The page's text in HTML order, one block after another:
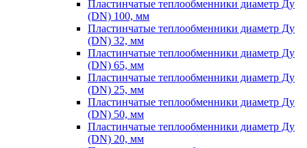
Пластинчатые теплообменники диаметр Ду
(DN) 100, мм
Пластинчатые теплообменники диаметр Ду
(DN) 32, мм
Пластинчатые теплообменники диаметр Ду
(DN) 65, мм
Пластинчатые теплообменники диаметр Ду
(DN) 25, мм
Пластинчатые теплообменники диаметр Ду
(DN) 50, мм
Пластинчатые теплообменники диаметр Ду
(DN) 20, мм